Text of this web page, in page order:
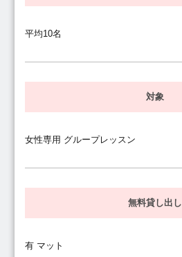
平均10名
対象
女性専用 グループレッスン
無料貸し出し
有 マット